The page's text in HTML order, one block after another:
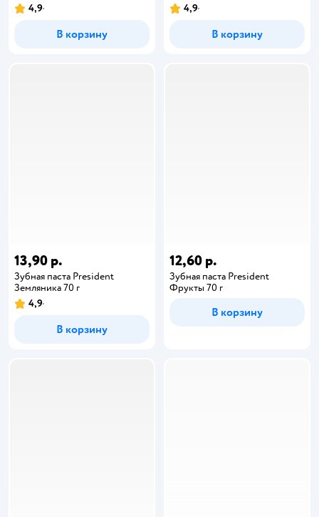
4,9
В корзину
4,9
В корзину
13,90 р.
Зубная паста President
Земляника 70 г
4,9
В корзину
12,60 р.
Зубная паста President
Фрукты 70 г
В корзину